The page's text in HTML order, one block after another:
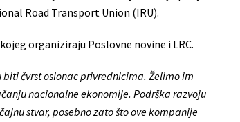
Road Transport Union (IRU).
organiziraju Poslovne novine i LRC.
biti čvrst oslonac privrednicima. Želimo im
nacionalne ekonomije. Podrška razvoju
stvar, posebno zato što ove kompanije